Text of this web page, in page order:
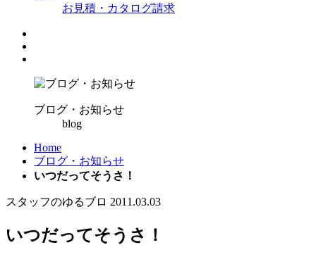
お見積・カタログ請求
ブログ・お知らせ
blog
Home
ブログ・お知らせ
いつだってそうさ！
スタッフのゆるブロ 2011.03.03
いつだってそうさ！